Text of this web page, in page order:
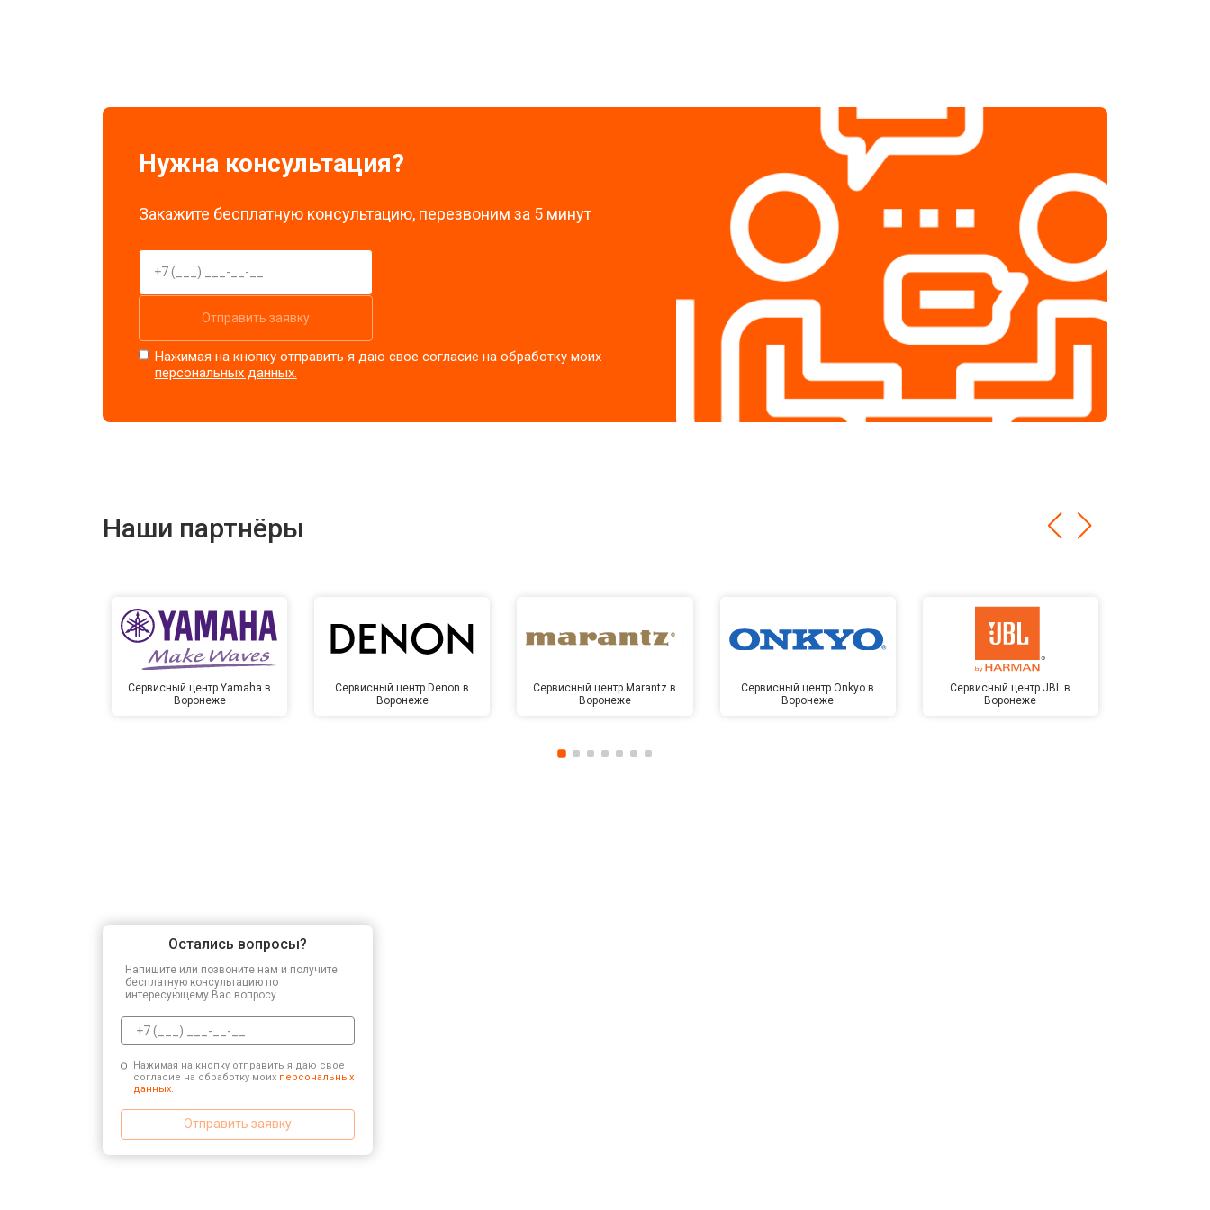
Нужна консультация?
Закажите бесплатную консультацию, перезвоним за 5 минут
Отправить заявку
Нажимая на кнопку отправить я даю свое согласие на обработку моих
персональных данных.
Наши партнёры
Сервисный центр Yamaha в
Воронеже
Сервисный центр Denon в
Воронеже
Сервисный центр Marantz в
Воронеже
Сервисный центр Onkyo в
Воронеже
Сервисный центр JBL в
Воронеже
Остались вопросы?
Напишите или позвоните нам и получите
бесплатную консультацию по
интересующему Вас вопросу.
Нажимая на кнопку отправить я даю свое
согласие на обработку моих персональных
данных.
Отправить заявку